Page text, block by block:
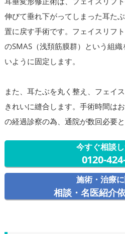
伸びて垂れ下がってしまった耳た
置に戻す手術です。フェイスリフ
のSMAS（浅頚筋膜群）という組
いように固定します。
また、耳たぶを丸く整え、フェイ
きれいに縫合します。手術時間は
の経過診察の為、通院が数回必要と
今すぐ相談
0120-
施術・治療
相談・名医紹介